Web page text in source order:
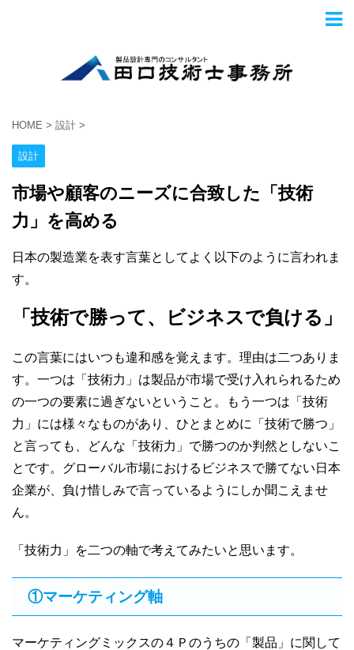
HOME > 設計 >
設計
市場や顧客のニーズに合致した「技術
力」を高める
日本の製造業を表す言葉としてよく以下のように言われま
す。
「技術で勝って、ビジネスで負ける」
この言葉にはいつも違和感を覚えます。理由は二つありま
す。一つは「技術力」は製品が市場で受け入れられるため
の一つの要素に過ぎないということ。もう一つは「技術
力」には様々なものがあり、ひとまとめに「技術で勝つ」
と言っても、どんな「技術力」で勝つのか判然としないこ
とです。グローバル市場におけるビジネスで勝てない日本
企業が、負け惜しみで言っているようにしか聞こえませ
ん。
「技術力」を二つの軸で考えてみたいと思います。
①マーケティング軸
マーケティングミックスの４Ｐのうちの「製品」に関して